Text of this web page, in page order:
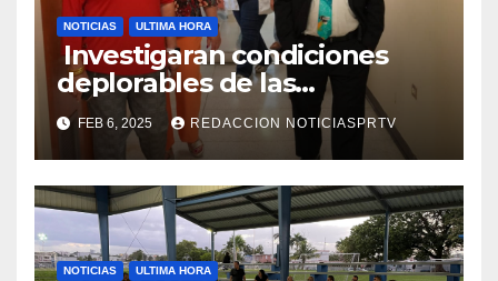
NOTICIAS ULTIMA HORA
Investigaran condiciones
deplorables de las
facilidades el Departamento
de la Salud en Mayagüez
FEB 6, 2025 REDACCION NOTICIASPRTV
NOTICIAS ULTIMA HORA